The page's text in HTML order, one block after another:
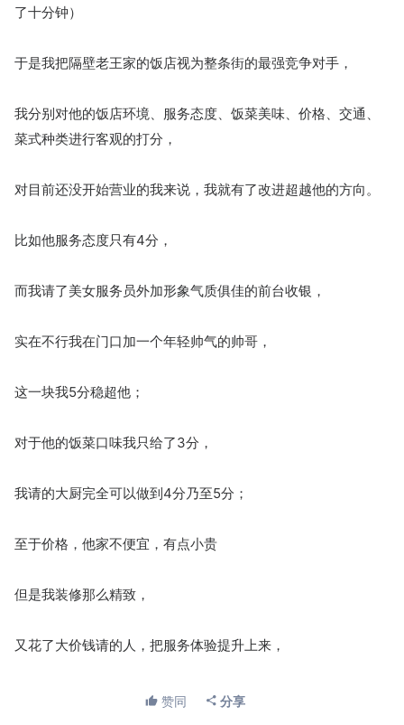
了十分钟）
于是我把隔壁老王家的饭店视为整条街的最强竞争对手，
我分别对他的饭店环境、服务态度、饭菜美味、价格、交通、
菜式种类进行客观的打分，
对目前还没开始营业的我来说，我就有了改进超越他的方向。
比如他服务态度只有4分，
而我请了美女服务员外加形象气质俱佳的前台收银，
实在不行我在门口加一个年轻帅气的帅哥，
这一块我5分稳超他；
对于他的饭菜口味我只给了3分，
我请的大厨完全可以做到4分乃至5分；
至于价格，他家不便宜，有点小贵
但是我装修那么精致，
又花了大价钱请的人，把服务体验提升上来，
虽然我价格也没什么优势，只能和他勉强打平都是4分，
赞同 分享